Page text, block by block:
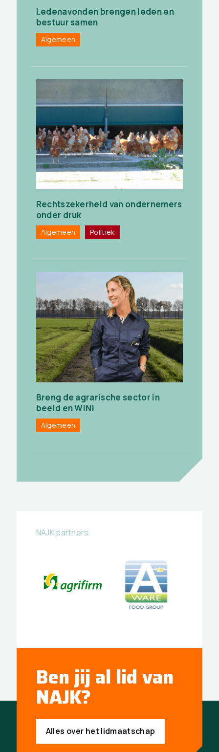
Ledenavonden brengen leden en
bestuur samen
Algemeen
Rechtszekerheid van ondernemers
onder druk
Algemeen Politiek
Breng de agrarische sector in
beeld en WIN!
Algemeen
NAJK partners
Ben jij al lid van
NAJK?
Alles over het lidmaatschap